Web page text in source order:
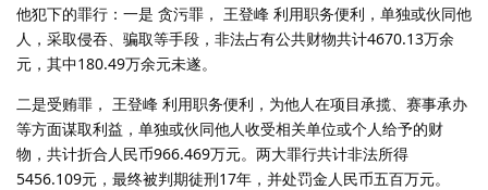
他犯下的罪行：一是 贪污罪， 王登峰 利用职务便利，单独或伙同他
人，采取侵吞、骗取等手段，非法占有公共财物共计4670.13万余
元，其中180.49万余元未遂。
二是受贿罪， 王登峰 利用职务便利，为他人在项目承揽、赛事承办
等方面谋取利益，单独或伙同他人收受相关单位或个人给予的财
物，共计折合人民币966.469万元。两大罪行共计非法所得
5456.109元，最终被判期徒刑17年，并处罚金人民币五百万元。